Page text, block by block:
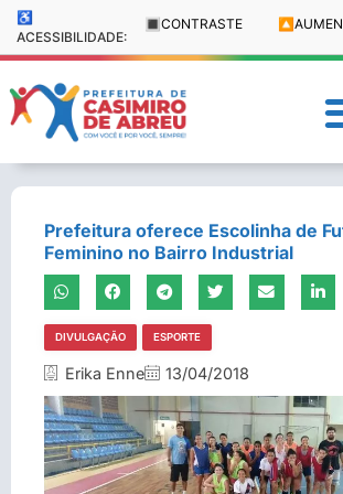
♿
ACESSIBILIDADE:
🔳 CONTRASTE 🔼
Prefeitura oferece Escolinha de
Feminino no Bairro Industrial
DIVULGAÇÃO ESPORTE
Erika Enne 13/04/2018